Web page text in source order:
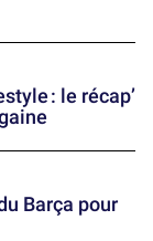
: le récap’
Barça pour